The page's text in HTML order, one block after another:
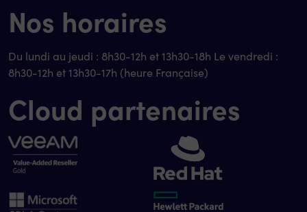
Nos horaires
Du lundi au jeudi : 8h30-12h et 13h30-18h Le vendredi :
8h30-12h et 13h30-17h (heure Française)
Cloud partenaires